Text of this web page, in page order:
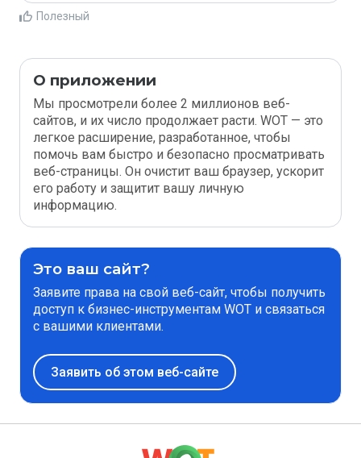
Полезный
О приложении
Мы просмотрели более 2 миллионов веб-
сайтов, и их число продолжает расти. WOT — это
легкое расширение, разработанное, чтобы
помочь вам быстро и безопасно просматривать
веб-страницы. Он очистит ваш браузер, ускорит
его работу и защитит вашу личную
информацию.
Это ваш сайт?
Заявите права на свой веб-сайт, чтобы получить
доступ к бизнес-инструментам WOT и связаться
с вашими клиентами.
Заявить об этом веб-сайте